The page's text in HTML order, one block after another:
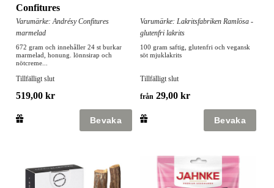
Confitures
Varumärke: Andrésy Confitures
marmelad
672 gram och innehåller 24 st burkar
marmelad, honung. lönnsirap och
nötcreme...
Tillfälligt slut
519,00 kr
Varumärke: Lakritsfabriken Ramlösa -
glutenfri lakrits
100 gram saftig, glutenfri och vegansk
söt mjuklakrits
Tillfälligt slut
från 29,00 kr